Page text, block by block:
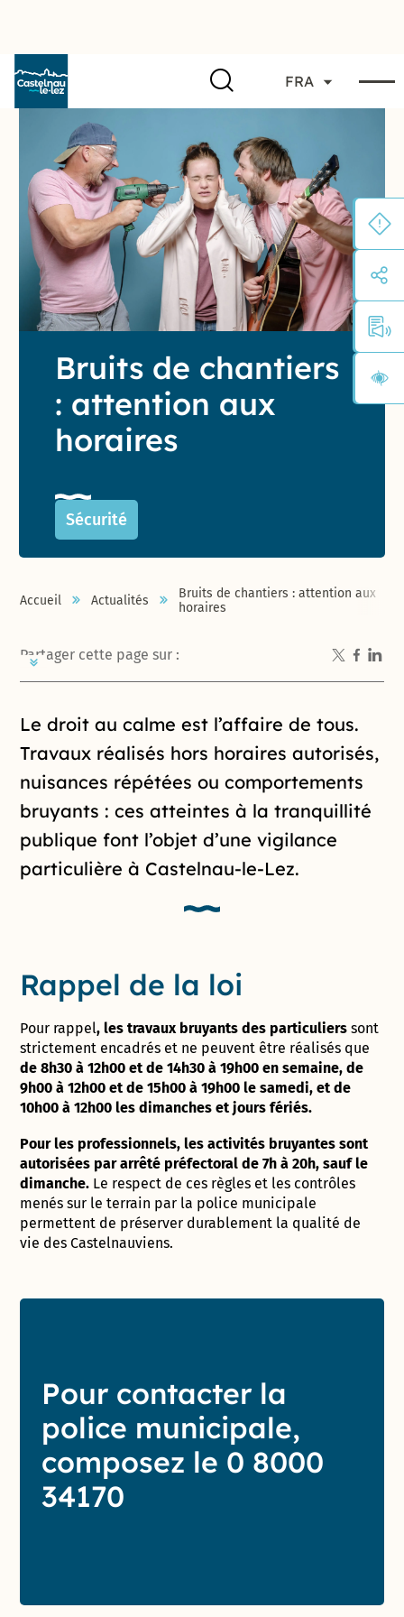
FRA
Bruits de chantiers
: attention aux
horaires
Sécurité
Accueil Actualités
Bruits de chantiers : attention aux
horaires
Partager cette page sur :
Introduction de la page
Le droit au calme est l’affaire de tous.
Travaux réalisés hors horaires autorisés,
nuisances répétées ou comportements
bruyants : ces atteintes à la tranquillité
publique font l’objet d’une vigilance
particulière à Castelnau-le-Lez.
Rappel de la loi
Pour rappel, les travaux bruyants des particuliers sont
strictement encadrés et ne peuvent être réalisés que
de 8h30 à 12h00 et de 14h30 à 19h00 en semaine, de
9h00 à 12h00 et de 15h00 à 19h00 le samedi, et de
10h00 à 12h00 les dimanches et jours fériés.
Pour les professionnels, les activités bruyantes sont
autorisées par arrêté préfectoral de 7h à 20h, sauf le
dimanche. Le respect de ces règles et les contrôles
menés sur le terrain par la police municipale
permettent de préserver durablement la qualité de
vie des Castelnauviens.
Pour contacter la
police municipale,
composez le 0 8000
34170